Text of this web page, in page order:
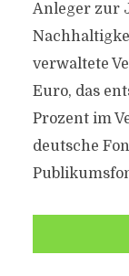
Anleger zur
verwaltete
Euro, das
Prozent im
deutsche